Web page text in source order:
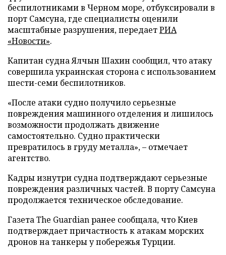
беспилотниками в Черном море, отбуксировали в
порт Самсуна, где специалисты оценили
масштабные разрушения, передаетРИА
«Новости».
Капитан судна Ялчын Шахин сообщил, что атаку
совершила украинская сторона с использованием
шести-семи беспилотников.
«После атаки судно получило серьезные
повреждения машинного отделения и лишилось
возможности продолжать движение
самостоятельно. Судно практически
превратилось в груду металла», – отмечает
агентство.
Кадры изнутри судна подтверждают серьезные
повреждения различных частей. В порту Самсуна
продолжается техническое обследование.
Газета The Guardian ранее сообщала, что Киев
подтверждает причастность к атакам морских
дронов на танкеры у побережья Турции.